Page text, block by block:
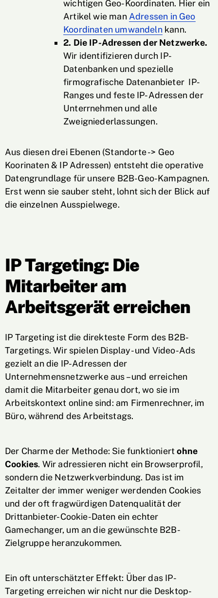
wichtigen Geo-Koordinaten. Hier ein
Artikel wie man Adressen in Geo
Koordinaten umwandelnkann.
2. Die IP-Adressen der Netzwerke.
Wir identifizieren durch IP-
Datenbanken und spezielle
firmografische Datenanbieter IP-
Ranges und feste IP-Adressen der
Unterrnehmen und alle
Zweigniederlassungen.
Aus diesen drei Ebenen (Standorte -> Geo
Koorinaten & IP Adressen) entsteht die operative
Datengrundlage für unsere B2B-Geo-Kampagnen.
Erst wenn sie sauber steht, lohnt sich der Blick auf
die einzelnen Ausspielwege.
IP Targeting: Die
Mitarbeiter am
Arbeitsgerät erreichen
IP Targeting ist die direkteste Form des B2B-
Targetings. Wir spielen Display- und Video-Ads
gezielt an die IP-Adressen der
Unternehmensnetzwerke aus – und erreichen
damit die Mitarbeiter genau dort, wo sie im
Arbeitskontext online sind: am Firmenrechner, im
Büro, während des Arbeitstags.
Der Charme der Methode: Sie funktioniertohne
Cookies. Wir adressieren nicht ein Browserprofil,
sondern die Netzwerkverbindung. Das ist im
Zeitalter der immer weniger werdenden Cookies
und der oft fragwürdigen Datenqualität der
Drittanbieter-Cookie-Daten ein echter
Gamechanger, um an die gewünschte B2B-
Zielgruppe heranzukommen.
Ein oft unterschätzter Effekt: Über das IP-
Targeting erreichen wir nicht nur die Desktop-